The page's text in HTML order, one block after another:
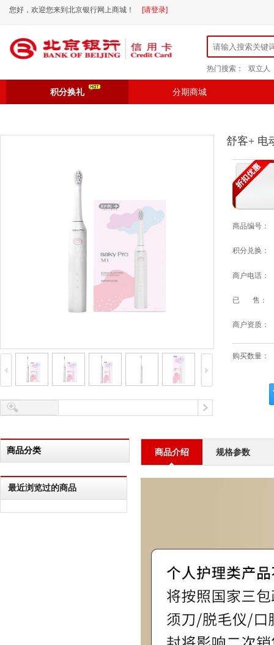
您好，欢迎您来到北京银行网上商城！ [请登录]
热门搜索： 双立人
积分换礼 分期商城
舒客+ 电
商品编号：
积分兑换：
商户电话：
已 售：
商户资质：
购买数量：
商品分类
最近浏览过的商品
商品介绍 规格参数